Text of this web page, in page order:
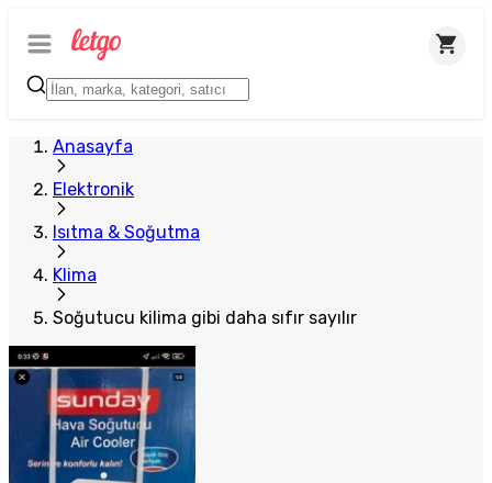
Anasayfa
Elektronik
Isıtma & Soğutma
Klima
Soğutucu kilima gibi daha sıfır sayılır